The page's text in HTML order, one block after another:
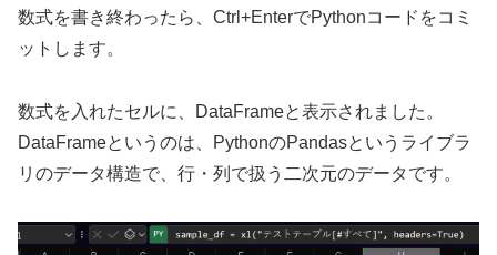
数式を書き終わったら、Ctrl+EnterでPythonコードをコミ
ットします。
数式を入れたセルに、DataFrameと表示されました。
DataFrameというのは、PythonのPandasというライブラ
リのデータ構造で、行・列で扱う二次元のデータです。